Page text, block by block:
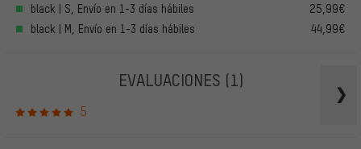
black | S, Envío en 1-3 días hábiles
25,99€
black | M, Envío en 1-3 días hábiles
44,99€
EVALUACIONES (1)
5